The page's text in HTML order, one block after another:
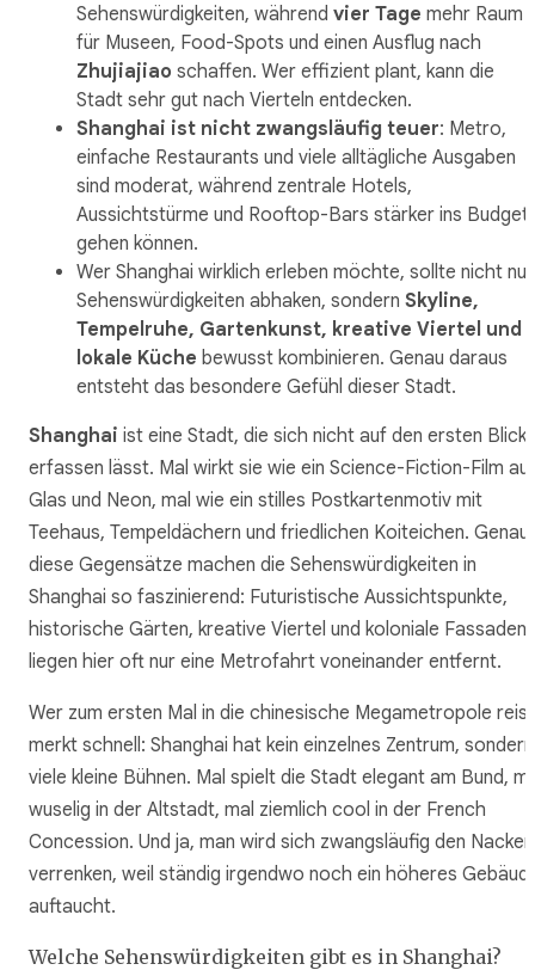
Sehenswürdigkeiten, während vier Tage mehr Raum
für Museen, Food-Spots und einen Ausflug nach
Zhujiajiao schaffen. Wer effizient plant, kann die
Stadt sehr gut nach Vierteln entdecken.
Shanghai ist nicht zwangsläufig teuer: Metro,
einfache Restaurants und viele alltägliche Ausgaben
sind moderat, während zentrale Hotels,
Aussichtstürme und Rooftop-Bars stärker ins Budget
gehen können.
Wer Shanghai wirklich erleben möchte, sollte nicht nur
Sehenswürdigkeiten abhaken, sondern Skyline,
Tempelruhe, Gartenkunst, kreative Viertel und
lokale Küche bewusst kombinieren. Genau daraus
entsteht das besondere Gefühl dieser Stadt.
Shanghai ist eine Stadt, die sich nicht auf den ersten Blick
erfassen lässt. Mal wirkt sie wie ein Science-Fiction-Film
Glas und Neon, mal wie ein stilles Postkartenmotiv mit
Teehaus, Tempeldächern und friedlichen Koiteichen. Genau
diese Gegensätze machen die Sehenswürdigkeiten in
Shanghai so faszinierend: Futuristische Aussichtspunkte,
historische Gärten, kreative Viertel und koloniale Fassaden
liegen hier oft nur eine Metrofahrt voneinander entfernt.
Wer zum ersten Mal in die chinesische Megametropole
merkt schnell: Shanghai hat kein einzelnes Zentrum, sondern
viele kleine Bühnen. Mal spielt die Stadt elegant am Bund,
wuselig in der Altstadt, mal ziemlich cool in der French
Concession. Und ja, man wird sich zwangsläufig den Nacken
verrenken, weil ständig irgendwo noch ein höheres
auftaucht.
Welche Sehenswürdigkeiten gibt es in Shanghai?